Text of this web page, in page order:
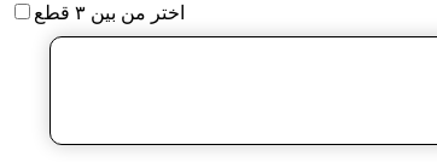
اختر من بين ٣ قطع